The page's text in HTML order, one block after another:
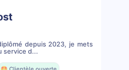
depuis 2023, je mets
service d...